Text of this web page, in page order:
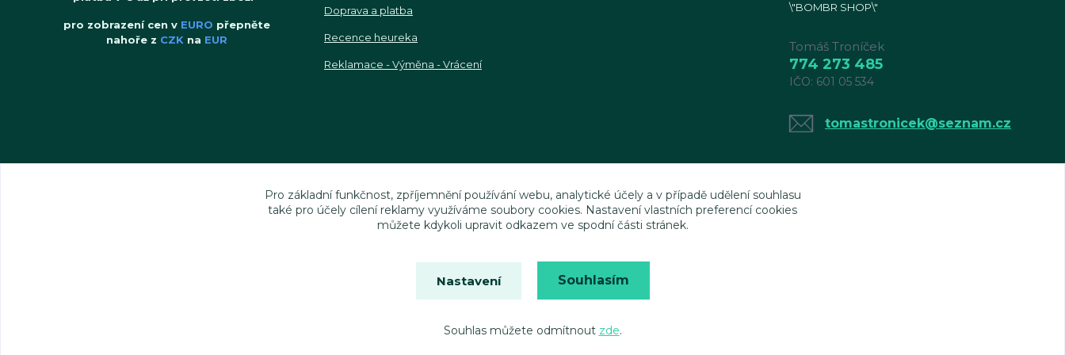
pro zobrazení cen v EURO přepněte
nahoře z CZK na EUR
Doprava a platba
Recence heureka
Reklamace - Výměna - Vrácení
\"BOMBR SHOP\"
Tomáš Troníček
774 273 485
IČO: 601 05 534
tomastronicek@seznam.cz
Pro základní funkčnost, zpříjemnění používání webu, analytické účely a v případě udělení souhlasu
také pro účely cílení reklamy využíváme soubory cookies. Nastavení vlastních preferencí cookies
můžete kdykoli upravit odkazem ve spodní části stránek.
Nastavení Souhlasím
Souhlas můžete odmítnout zde.